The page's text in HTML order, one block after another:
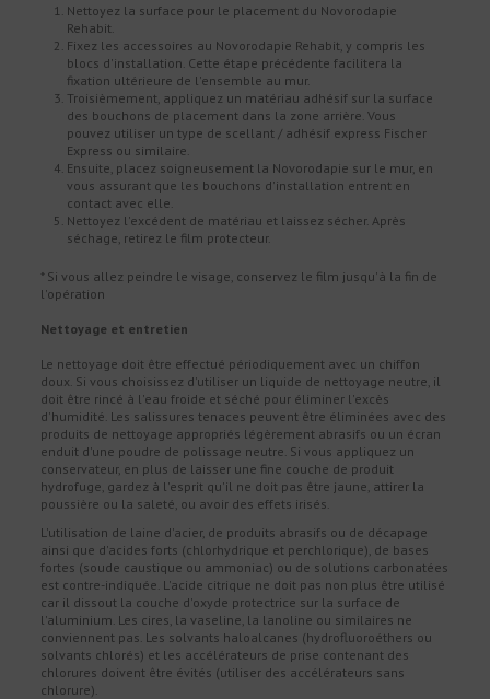
Nettoyez la surface pour le placement du Novorodapie
Rehabit.
Fixez les accessoires au Novorodapie Rehabit, y compris les
blocs d'installation. Cette étape précédente facilitera la
fixation ultérieure de l'ensemble au mur.
Troisièmement, appliquez un matériau adhésif sur la surface
des bouchons de placement dans la zone arrière. Vous
pouvez utiliser un type de scellant / adhésif express Fischer
Express ou similaire.
Ensuite, placez soigneusement la Novorodapie sur le mur, en
vous assurant que les bouchons d'installation entrent en
contact avec elle.
Nettoyez l'excédent de matériau et laissez sécher. Après
séchage, retirez le film protecteur.
* Si vous allez peindre le visage, conservez le film jusqu'à la fin de
l'opération
Nettoyage et entretien
Le nettoyage doit être effectué périodiquement avec un chiffon
doux. Si vous choisissez d'utiliser un liquide de nettoyage neutre, il
doit être rincé à l'eau froide et séché pour éliminer l'excès
d'humidité. Les salissures tenaces peuvent être éliminées avec des
produits de nettoyage appropriés légèrement abrasifs ou un écran
enduit d'une poudre de polissage neutre. Si vous appliquez un
conservateur, en plus de laisser une fine couche de produit
hydrofuge, gardez à l'esprit qu'il ne doit pas être jaune, attirer la
poussière ou la saleté, ou avoir des effets irisés.
L'utilisation de laine d'acier, de produits abrasifs ou de décapage
ainsi que d'acides forts (chlorhydrique et perchlorique), de bases
fortes (soude caustique ou ammoniac) ou de solutions carbonatées
est contre-indiquée. L'acide citrique ne doit pas non plus être utilisé
car il dissout la couche d'oxyde protectrice sur la surface de
l'aluminium. Les cires, la vaseline, la lanoline ou similaires ne
conviennent pas. Les solvants haloalcanes (hydrofluoroéthers ou
solvants chlorés) et les accélérateurs de prise contenant des
chlorures doivent être évités (utiliser des accélérateurs sans
chlorure).